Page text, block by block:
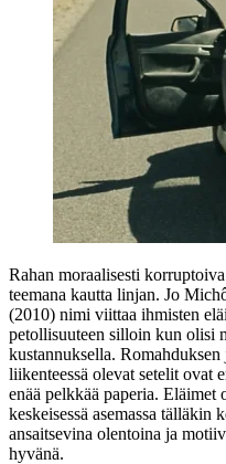
Rahan moraalisesti
teemana kautta linjan. Jo
(2010) nimi viittaa ihmisten
petollisuuteen silloin kun olisi
kustannuksella. Romahduksen
liikenteessä olevat setelit ovat
enää pelkkää paperia. Eläimet
keskeisessä asemassa tälläkin
ansaitsevina olentoina ja
hyvänä.